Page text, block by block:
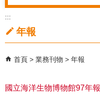
:::
年報
首頁 業務刊物 年報
國立海洋生物博物館97年報